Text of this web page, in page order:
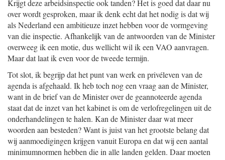
Krijgt deze arbeidsinspectie ook tanden? Het is goed dat daar nu
over wordt gesproken, maar ik denk echt dat het nodig is dat wij
als Nederland een ambitieuze inzet hebben voor de vormgeving
van die inspectie. Afhankelijk van de antwoorden van de Minister
overweeg ik een motie, dus wellicht wil ik een VAO aanvragen.
Maar dat laat ik even voor de tweede termijn.
Tot slot, ik begrijp dat het punt van werk en privéleven van de
agenda is afgehaald. Ik heb toch nog een vraag aan de Minister,
want in de brief van de Minister over de geannoteerde agenda
staat dat de inzet van het kabinet is om de verlofregelingen uit de
onderhandelingen te halen. Kan de Minister daar wat meer
woorden aan besteden? Want is juist van het grootste belang dat
wij aanmoedigingen krijgen vanuit Europa en dat wij een aantal
minimumnormen hebben die in alle landen gelden. Daar moeten